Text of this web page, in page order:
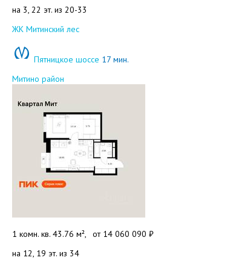
на 3, 22 эт. из 20-33
Добавить в избранное
ЖК Митинский лес
Пятницкое шоссе 17 мин.
Митино район
1 комн. кв. 43.76 м², от 14 060 090 ₽
на 12, 19 эт. из 34